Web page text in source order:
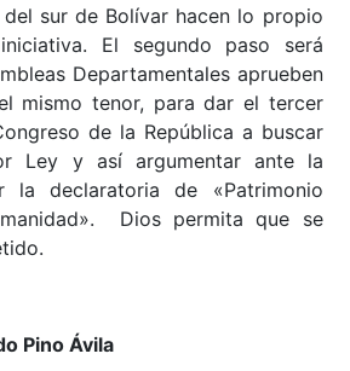
sur de Bolívar hacen lo propio
El segundo paso será
Departamentales aprueben
mismo tenor, para dar el tercer
de la República a buscar
Ley y así argumentar ante la
la declaratoria de «Patrimonio
Dios permita que se
Pino Ávila